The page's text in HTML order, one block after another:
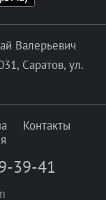
Валерьевич
Саратов, ул.
Контакты
39-41